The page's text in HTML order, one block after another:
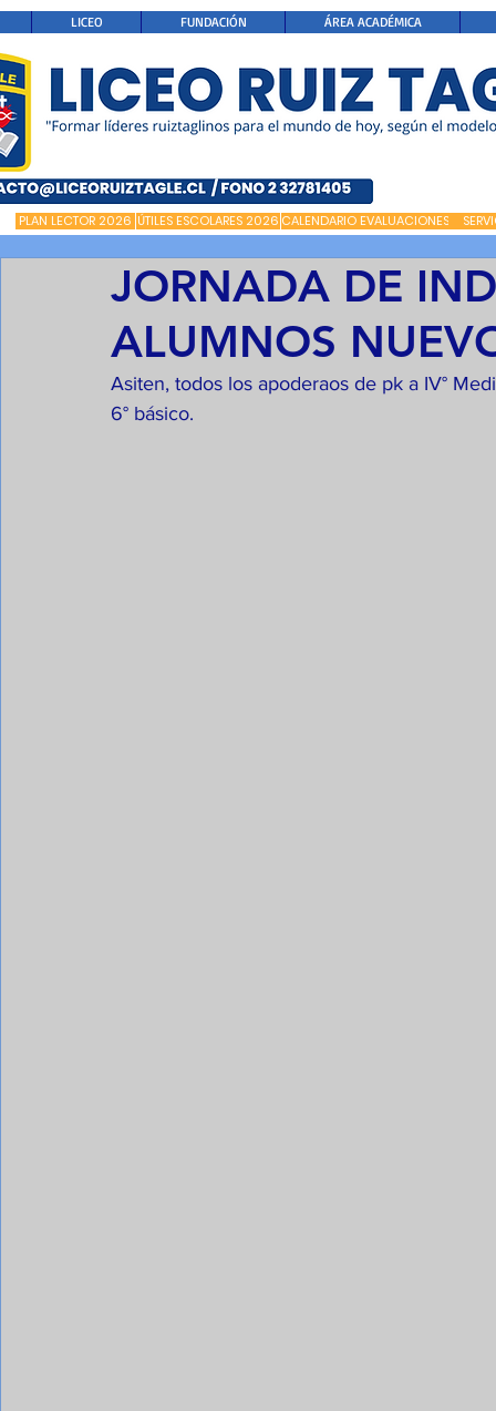
LICEO FUNDACIÓN ÁREA ACADÉMICA
PLAN LECTOR 2026 ÚTILES ESCOLARES 2026 CALENDARIO EVALUACIONES
JORNADA DE
ALUMNOS
Asiten, todos los apoderaos de pk a IV°
6° básico.